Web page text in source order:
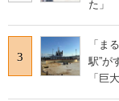
た」
3
「ま
駅”が
「巨